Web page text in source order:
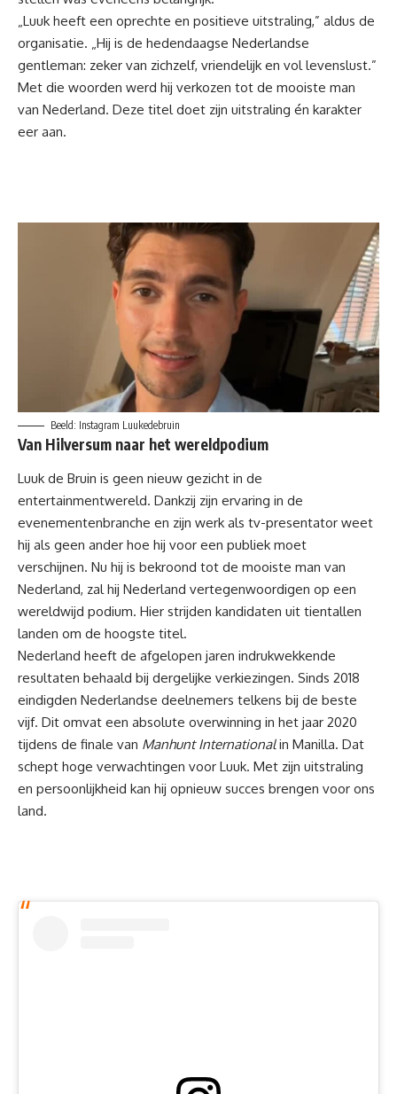
„Luuk heeft een oprechte en positieve uitstraling,” aldus de
organisatie. „Hij is de hedendaagse Nederlandse
gentleman: zeker van zichzelf, vriendelijk en vol levenslust.”
Met die woorden werd hij verkozen tot de mooiste man
van Nederland. Deze titel doet zijn uitstraling én karakter
eer aan.
Beeld: Instagram Luukedebruin
Van Hilversum naar het wereldpodium
Luuk de Bruin is geen nieuw gezicht in de
entertainmentwereld. Dankzij zijn ervaring in de
evenementenbranche en zijn werk als tv-presentator weet
hij als geen ander hoe hij voor een publiek moet
verschijnen. Nu hij is bekroond tot de mooiste man van
Nederland, zal hij Nederland vertegenwoordigen op een
wereldwijd podium. Hier strijden kandidaten uit tientallen
landen om de hoogste titel.
Nederland heeft de afgelopen jaren indrukwekkende
resultaten behaald bij dergelijke verkiezingen. Sinds 2018
eindigden Nederlandse deelnemers telkens bij de beste
vijf. Dit omvat een absolute overwinning in het jaar 2020
tijdens de finale van Manhunt Internationalin Manilla. Dat
schept hoge verwachtingen voor Luuk. Met zijn uitstraling
en persoonlijkheid kan hij opnieuw succes brengen voor ons
land.